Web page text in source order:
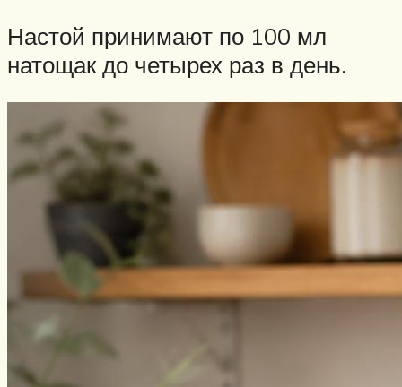
Настой принимают по 100 мл
натощак до четырех раз в день.